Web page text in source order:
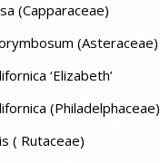
(Capparaceae)
(Asteraceae)
‘Elizabeth’
(Philadelphaceae)
( Rutaceae)